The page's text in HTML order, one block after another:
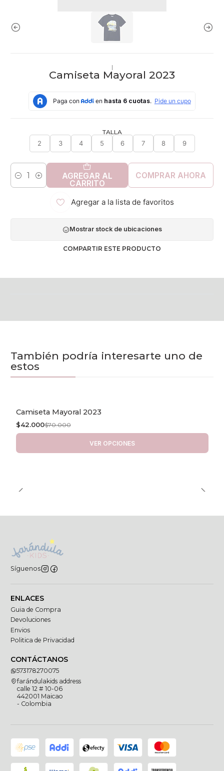
|
Camiseta Mayoral 2023
TALLA
2
3 4 5 6 7 8 9
Cantidad AGREGAR AL
CARRITO
COMPRAR AHORA
Agregar a la lista de favoritos
Mostrar stock de ubicaciones
COMPARTIR ESTE PRODUCTO
También podría interesarte uno de
estos
-40% OFF
Camiseta Mayoral 2023
$42.000$70.000
VER OPCIONES
Síguenos
ENLACES
Guia de Compra
Devoluciones
Envios
Politica de Privacidad
CONTÁCTANOS
573178270075
farándulakids address
calle 12 # 10-06
442001 Maicao
- Colombia